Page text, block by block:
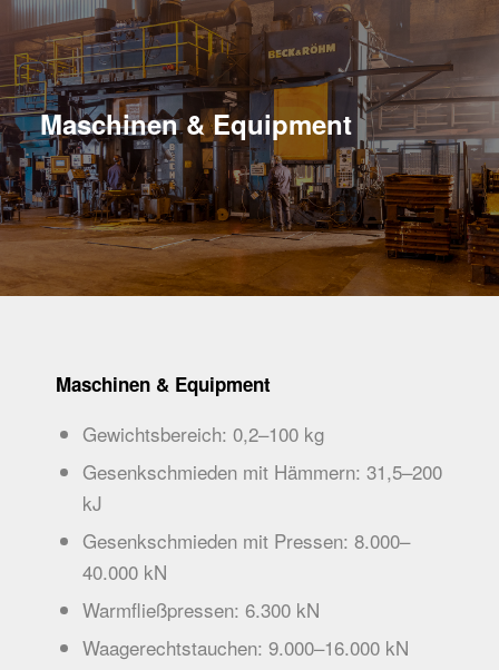
Maschinen & Equipment
Gewichtsbereich: 0,2–100 kg
Gesenkschmieden mit Hämmern: 31,5–200
kJ
Gesenkschmieden mit Pressen: 8.000–
40.000 kN
Warmfließpressen: 6.300 kN
Waagerechtstauchen: 9.000–16.000 kN
Maschinen & Equipment